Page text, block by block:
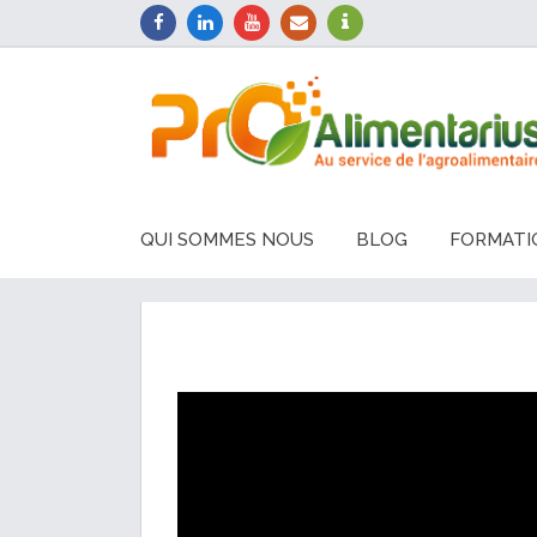
QUI SOMMES NOUS BLOG